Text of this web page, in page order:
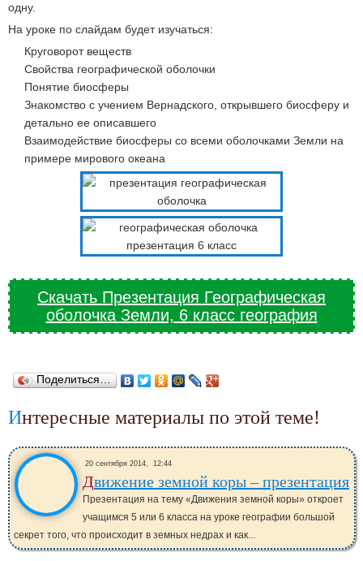
одну.
На уроке по слайдам будет изучаться:
Круговорот веществ
Свойства географической оболочки
Понятие биосферы
Знакомство с учением Вернадского, открывшего биосферу и
детально ее описавшего
Взаимодействие биосферы со всеми оболочками Земли на
примере мирового океана
Скачать Презентация Географическая
оболочка Земли, 6 класс география
Поделиться…
Интересные материалы по этой теме!
20 сентября 2014, 12:44
Движение земной коры – презентация
Презентация на тему «Движения земной коры» откроет
учащимся 5 или 6 класса на уроке географии большой
секрет того, что происходит в земных недрах и как...